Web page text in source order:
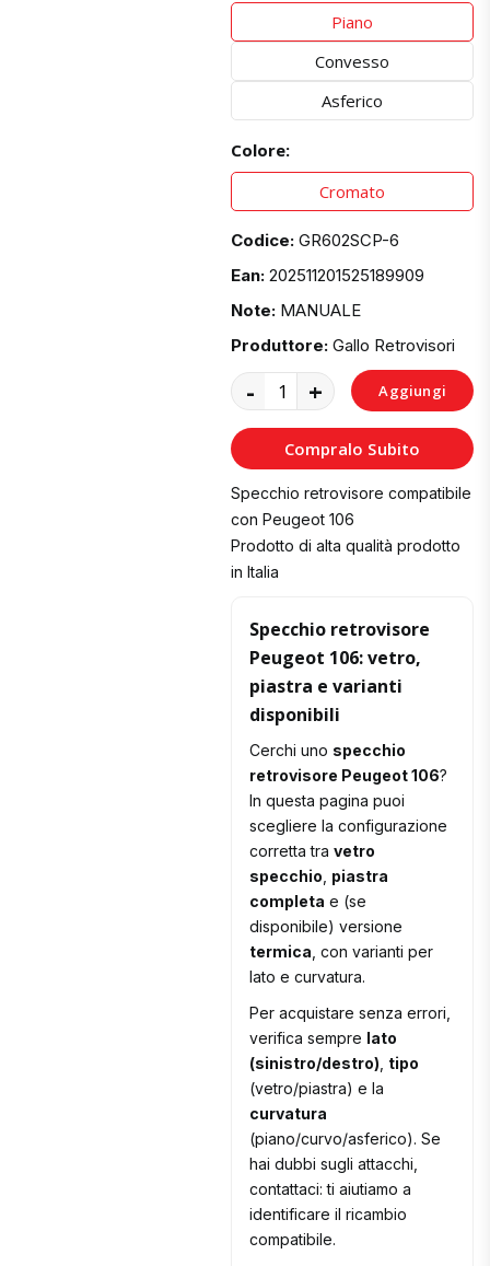
Piano
Convesso
Asferico
Colore:
Cromato
Codice: GR602SCP-6
Ean: 202511201525189909
Note: MANUALE
Produttore: Gallo Retrovisori
- + Aggiungi
al
Carrello
Compralo Subito
Specchio retrovisore compatibile
con Peugeot 106
Prodotto di alta qualità prodotto
in Italia
Specchio retrovisore
Peugeot 106: vetro,
piastra e varianti
disponibili
Cerchi uno specchio
retrovisore Peugeot 106?
In questa pagina puoi
scegliere la configurazione
corretta travetro
specchio piastra
completa e (se
disponibile) versione
termica , con varianti per
lato e curvatura.
Per acquistare senza errori,
verifica sempre lato
(sinistro/destro) tipo
(vetro/piastra) e la
curvatura
(piano/curvo/asferico). Se
hai dubbi sugli attacchi,
contattaci: ti aiutiamo a
identificare il ricambio
compatibile.